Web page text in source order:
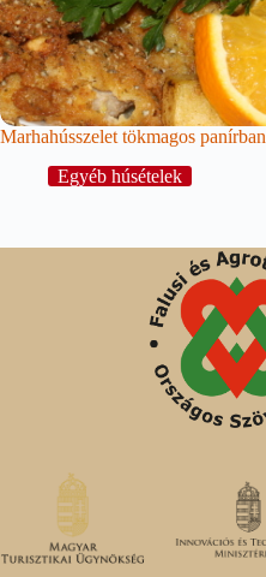
Marhahússzelet tökmagos panírban
Egyéb húsételek